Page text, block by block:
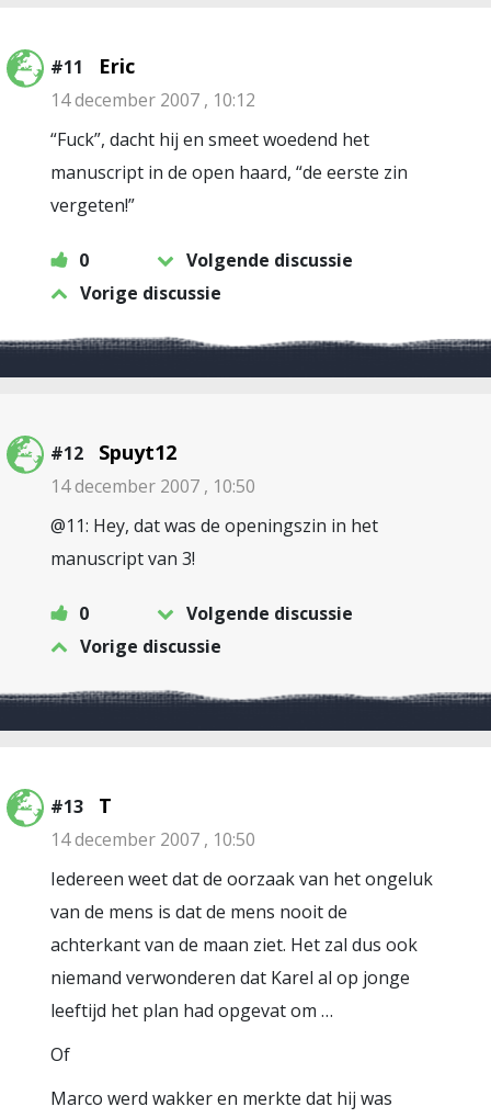
#11 Eric
14 december 2007 , 10:12
“Fuck”, dacht hij en smeet woedend het
manuscript in de open haard, “de eerste zin
vergeten!”
0
Volgende discussie
Vorige discussie
#12 Spuyt12
14 december 2007 , 10:50
@11: Hey, dat was de openingszin in het
manuscript van 3!
0
Volgende discussie
Vorige discussie
#13 T
14 december 2007 , 10:50
Iedereen weet dat de oorzaak van het ongeluk
van de mens is dat de mens nooit de
achterkant van de maan ziet. Het zal dus ook
niemand verwonderen dat Karel al op jonge
leeftijd het plan had opgevat om …
Of
Marco werd wakker en merkte dat hij was